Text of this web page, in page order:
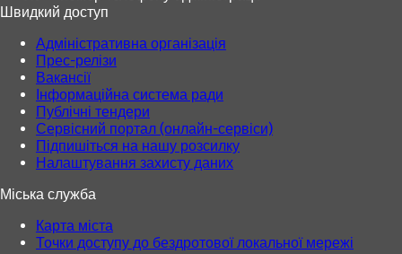
Швидкий доступ
Адміністративна організація
Прес-релізи
Вакансії
Інформаційна система ради
Публічні тендери
Сервісний портал (онлайн-сервіси)
Підпишіться на нашу розсилку
Налаштування захисту даних
Міська служба
Карта міста
Точки доступу до бездротової локальної мережі